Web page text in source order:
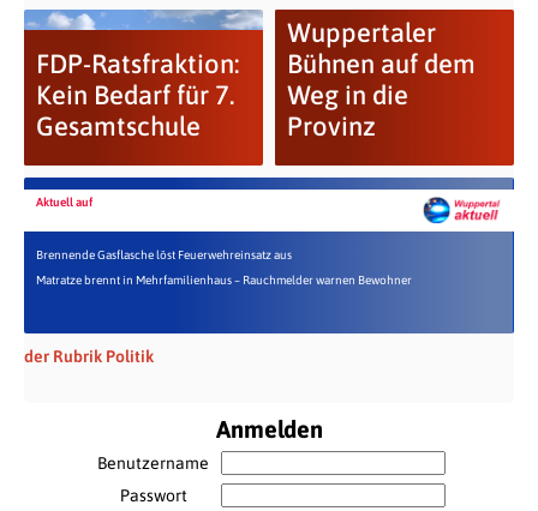
FDP-Ratsfraktion:
Kein Bedarf für 7.
Gesamtschule
Wuppertaler
Bühnen auf dem
Weg in die
Provinz
Aktuell auf
Brennende Gasflasche löst Feuerwehreinsatz aus
Matratze brennt in Mehrfamilienhaus – Rauchmelder warnen Bewohner
der Rubrik Politik
Anmelden
Benutzername
Passwort